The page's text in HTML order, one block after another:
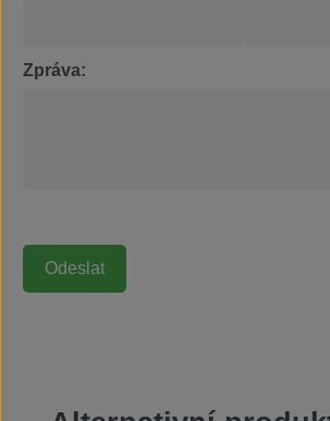
Zpráva:
Přeskočit galerii produktů